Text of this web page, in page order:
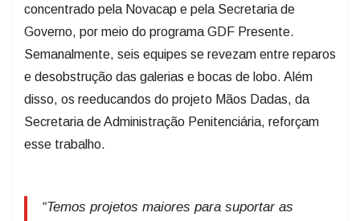
concentrado pela Novacap e pela Secretaria de
Governo, por meio do programa GDF Presente.
Semanalmente, seis equipes se revezam entre reparos
e desobstrução das galerias e bocas de lobo. Além
disso, os reeducandos do projeto Mãos Dadas, da
Secretaria de Administração Penitenciária, reforçam
esse trabalho.
“Temos projetos maiores para suportar as